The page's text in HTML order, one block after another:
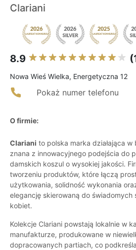
Clariani
8.9
Nowa Wieś Wielka, Energetyczna 12
Pokaż numer telefonu
O firmie:
Clariani to polska marka działająca w
znana z innowacyjnego podejścia do
damskich koszul o wysokiej jakości.
tworzeniu produktów, które łączą
użytkowania, solidność wykonania
elegancję skierowaną do świadomych
kobiet.
Kolekcje Clariani powstają lokalnie w
manufakturze, produkowane w
dopracowanych partiach, co